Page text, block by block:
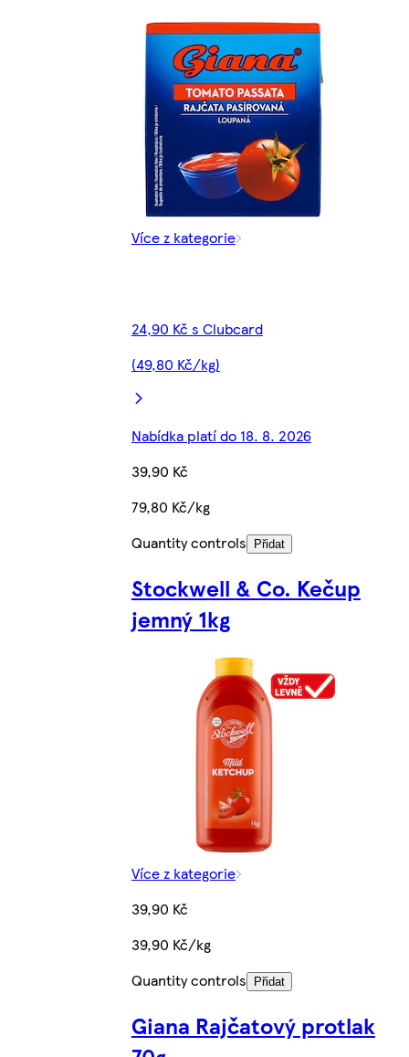
Více z kategorie
24,90 Kč s Clubcard
(49,80 Kč/kg)
Nabídka platí do 18. 8. 2026
39,90 Kč
79,80 Kč/kg
Quantity controls
Přidat
Stockwell & Co. Kečup
jemný 1kg
Více z kategorie
39,90 Kč
39,90 Kč/kg
Quantity controls
Přidat
Giana Rajčatový protlak